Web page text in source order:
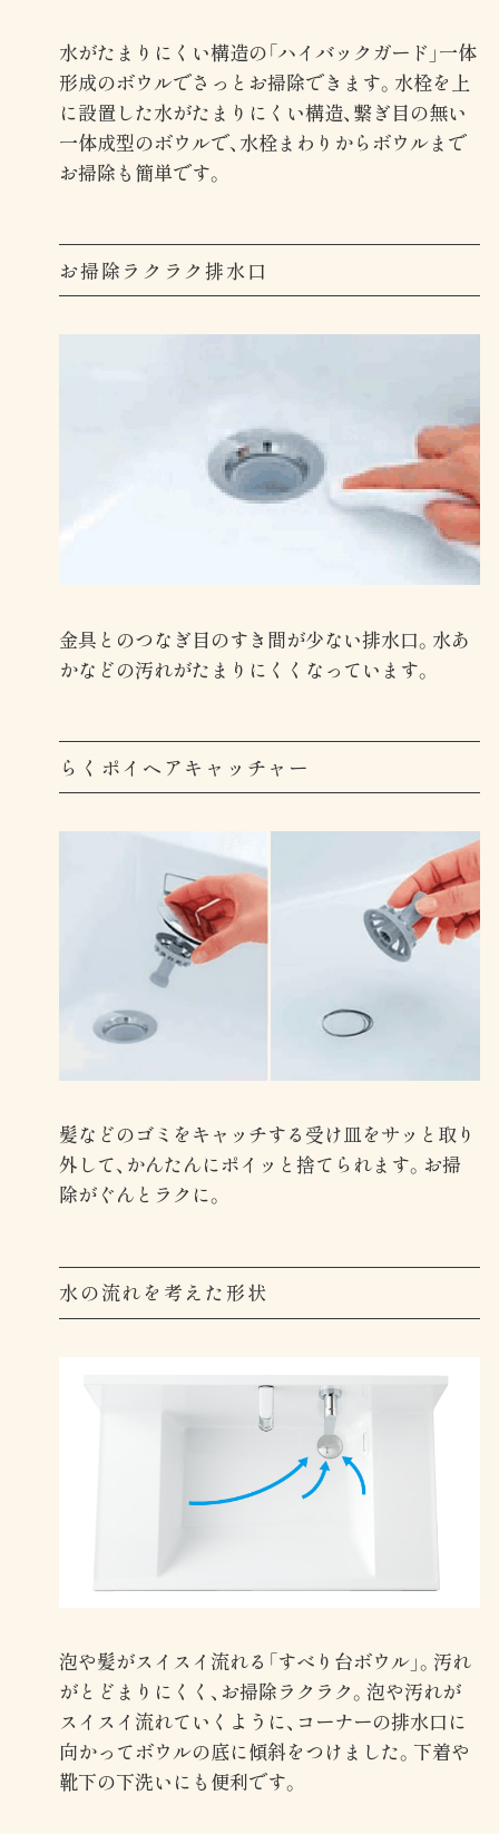
水がたまりにくい構造の「ハイバックガード」一体
形成のボウルでさっとお掃除できます。水栓を上
に設置した水がたまりにくい構造、繋ぎ目の無い
一体成型のボウルで、水栓まわりからボウルまで
お掃除も簡単です。
お掃除ラクラク排水口
金具とのつなぎ目のすき間が少ない排水口。水あ
かなどの汚れがたまりにくくなっています。
らくポイヘアキャッチャー
髪などのゴミをキャッチする受け皿をサッと取り
外して、かんたんにポイッと捨てられます。お掃
除がぐんとラクに。
水の流れを考えた形状
泡や髪がスイスイ流れる「すべり台ボウル」。汚れ
がとどまりにくく、お掃除ラクラク。泡や汚れが
スイスイ流れていくように、コーナーの排水口に
向かってボウルの底に傾斜をつけました。下着や
靴下の下洗いにも便利です。